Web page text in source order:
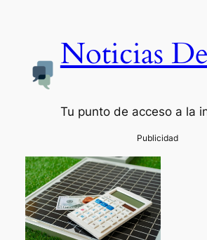
Noticias De
Tu punto de acceso a la